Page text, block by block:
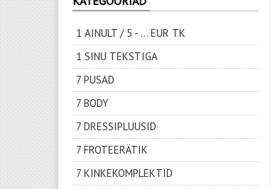
1 AINULT / 5 - ... EUR TK
1 SINU TEKSTIGA
7 PUSAD
7 BODY
7 DRESSIPLUUSID
7 FROTEERÄTIK
7 KINKEKOMPLEKTID